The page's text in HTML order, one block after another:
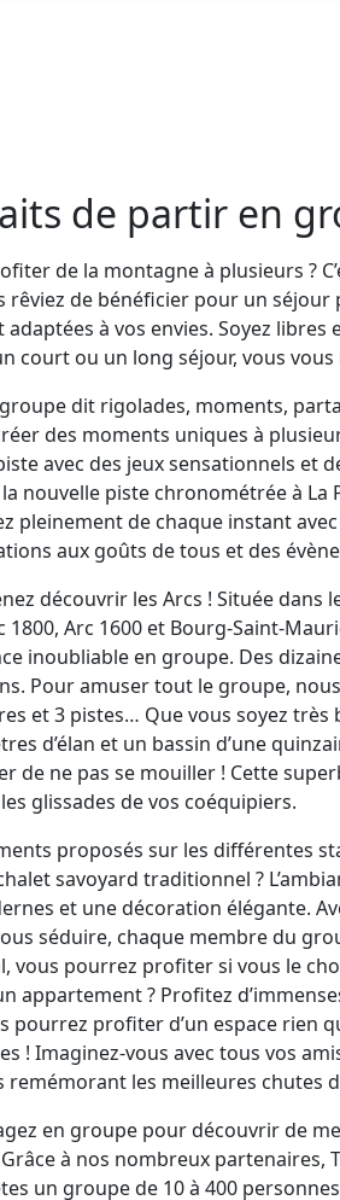
de partir en
de la montagne à plusieurs ?
rêviez de bénéficier pour un
à vos envies. Soyez
court ou un long séjour, vous
dit rigolades, moments,
des moments uniques à
avec des jeux sensationnels et
nouvelle piste chronométrée à La
pleinement de chaque instant
aux goûts de tous et des
découvrir les Arcs ! Située
1800, Arc 1600 et Bourg-Saint-
inoubliable en groupe. Des
Pour amuser tout le groupe,
et 3 pistes… Que vous soyez
d’élan et un bassin d’une
de ne pas se mouiller ! Cette
glissades de vos coéquipiers.
proposés sur les différentes
savoyard traditionnel ?
et une décoration élégante.
séduire, chaque membre du
vous pourrez profiter si vous le
appartement ? Profitez
pourrez profiter d’un espace rien
! Imaginez-vous avec tous vos
remémorant les meilleures chutes
en groupe pour découvrir de
Grâce à nos nombreux
un groupe de 10 à 400